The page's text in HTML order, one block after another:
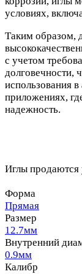
условиях,
Таким образом,
с учетом
долговечности,
использования
приложениях,
надежность.
Иглы продаются
Форма
Прямая
Размер
12.7мм
Внутренний
0.9мм
Калибр